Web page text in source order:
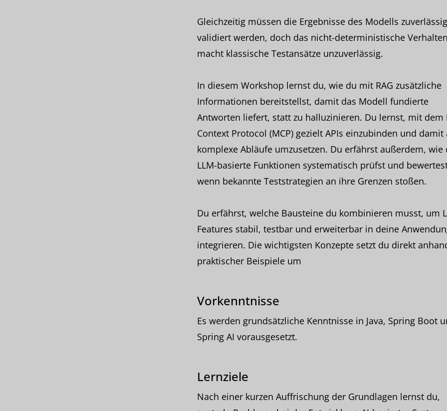
Gleichzeitig müssen die Ergebnisse des Modells zuverlässig
validiert werden, doch das nicht-deterministische Verhalten
macht klassische Testansätze unzuverlässig.
In diesem Workshop lernst du, wie du mit RAG zusätzliche
Informationen bereitstellst, damit das Modell fundierte
Antworten liefert, statt zu halluzinieren. Du lernst, mit dem
Context Protocol (MCP) gezielt APIs einzubinden und damit
komplexe Abläufe umzusetzen. Du erfährst außerdem, wie
LLM-basierte Funktionen systematisch prüfst und
wenn bekannte Teststrategien an ihre Grenzen stoßen.
Du erfährst, welche Bausteine du kombinieren musst, um
Features stabil, testbar und erweiterbar in deine
integrieren. Die wichtigsten Konzepte setzt du direkt
praktischer Beispiele um
Vorkenntnisse
Es werden grundsätzliche Kenntnisse in Java, Spring Boot
Spring AI vorausgesetzt.
Lernziele
Nach einer kurzen Auffrischung der Grundlagen lernst du,